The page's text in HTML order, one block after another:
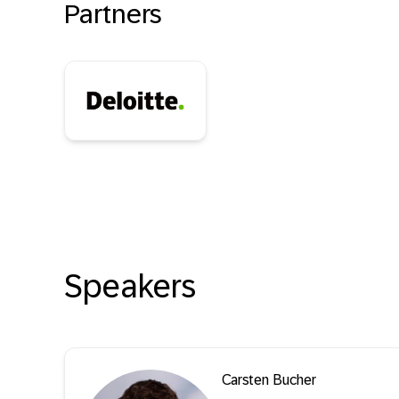
Partners
Speakers
Carsten Bucher